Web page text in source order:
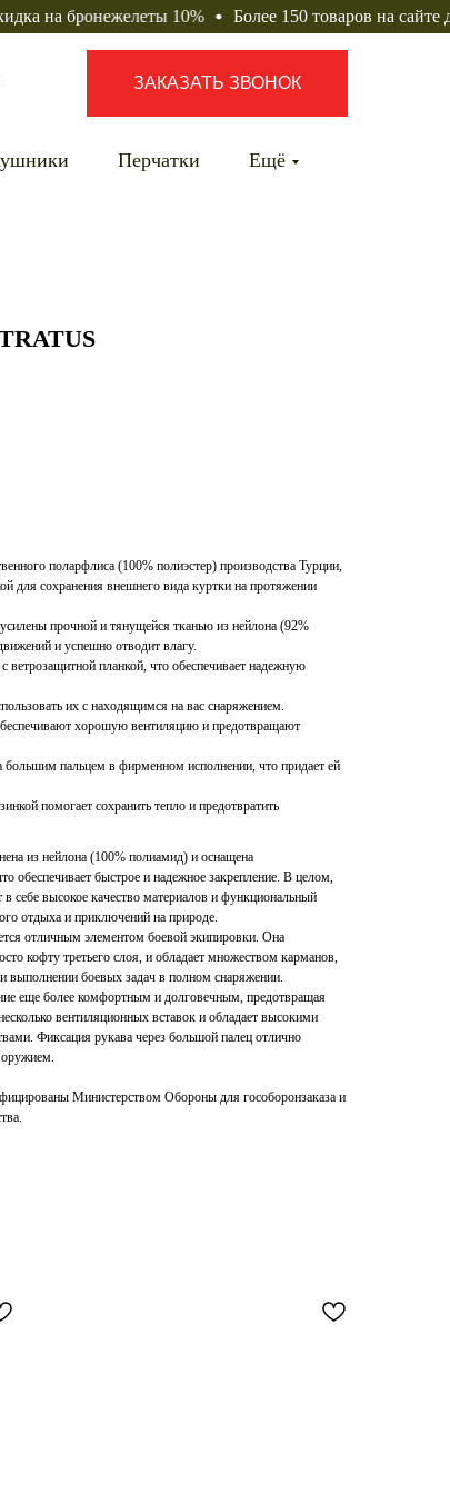
10% Более 150 товаров на сайте
ЗАКАЗАТЬ ЗВОНОК
Перчатки Ещё
поларфлиса (100% полиэстер) производства Турции,
для сохранения внешнего вида куртки на протяжении
прочной и тянущейся тканью из нейлона (92%
и успешно отводит влагу.
ветрозащитной планкой, что обеспечивает надежную
их с находящимся на вас снаряжением.
хорошую вентиляцию и предотвращают
большим пальцем в фирменном исполнении, что придает ей
помогает сохранить тепло и предотвратить
из нейлона (100% полиамид) и оснащена
быстрое и надежное закрепление. В целом,
себе высокое качество материалов и функциональный
отдыха и приключений на природе.
отличным элементом боевой экипировки. Она
кофту третьего слоя, и обладает множеством карманов,
выполнении боевых задач в полном снаряжении.
еще более комфортным и долговечным, предотвращая
вентиляционных вставок и обладает высокими
Фиксация рукава через большой палец отлично
Министерством Обороны для гособоронзаказа и